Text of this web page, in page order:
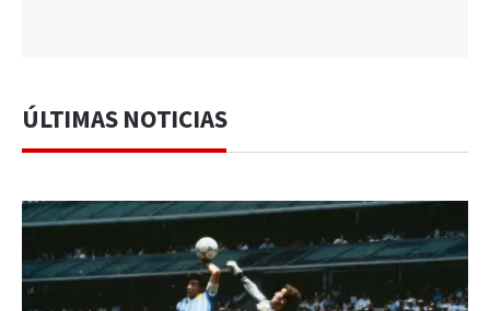
ÚLTIMAS NOTICIAS